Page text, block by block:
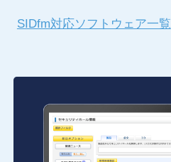
SIDfm対応ソフトウェア一覧